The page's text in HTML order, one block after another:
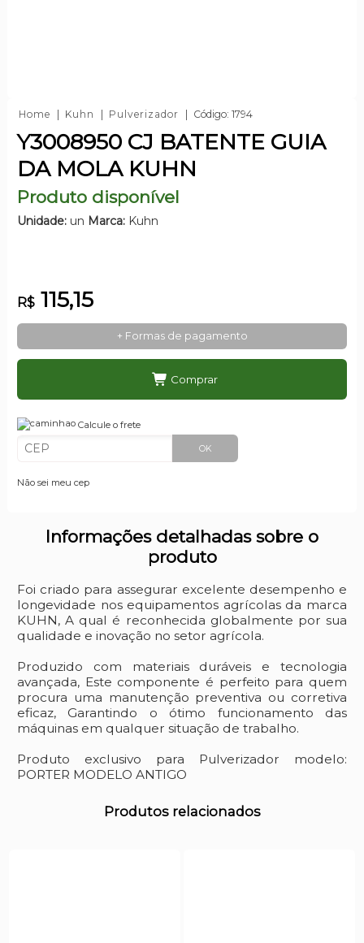
Home Kuhn Pulverizador Código: 1794
Y3008950 CJ BATENTE GUIA
DA MOLA KUHN
Produto disponível
Unidade:un Marca:Kuhn
R$115,15
+ Formas de pagamento
Comprar
Calcule o frete
OK
Não sei meu cep
Informações detalhadas sobre o
produto
Foi criado para assegurar excelente desempenho e
longevidade nos equipamentos agrícolas da marca
KUHN, A qual é reconhecida globalmente por sua
qualidade e inovação no setor agrícola.
Produzido com materiais duráveis e tecnologia
avançada, Este componente é perfeito para quem
procura uma manutenção preventiva ou corretiva
eficaz, Garantindo o ótimo funcionamento das
máquinas em qualquer situação de trabalho.
Produto exclusivo para Pulverizador modelo:
PORTER MODELO ANTIGO
Produtos relacionados